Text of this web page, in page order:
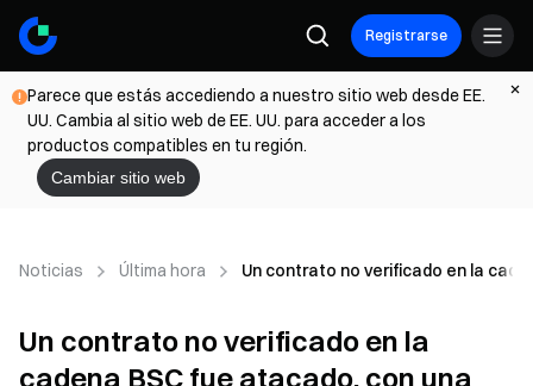
Registrarse
Parece que estás accediendo a nuestro sitio web desde EE.
UU. Cambia al sitio web de EE. UU. para acceder a los
productos compatibles en tu región.
Cambiar sitio web
Noticias Última hora Un contrato no verificado en la
Un contrato no verificado en la
cadena BSC fue atacado, con una